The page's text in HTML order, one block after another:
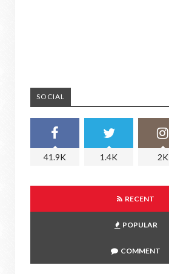
SOCIAL
41.9K 1.4K 2K
RECENT
POPULAR
COMMENT